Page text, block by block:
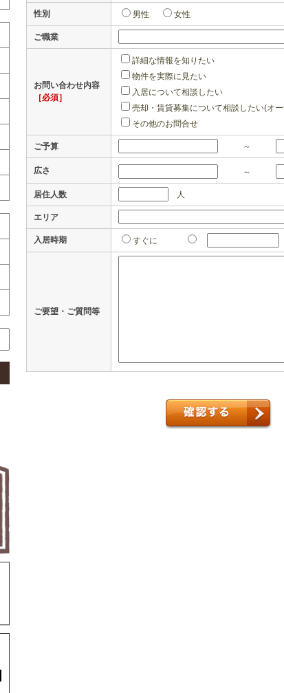
性別 男性 女性
ご職業
お問い合わせ内容
［必須］
詳細な情報を知りたい
物件を実際に見たい
入居について相談したい
売却・賃貸募集について相談したい(オ
その他のお問合せ
ご予算 ～
広さ ～
居住人数 人
エリア
入居時期 すぐに
ご要望・ご質問等